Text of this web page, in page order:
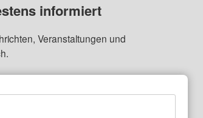
informiert
Veranstaltungen und